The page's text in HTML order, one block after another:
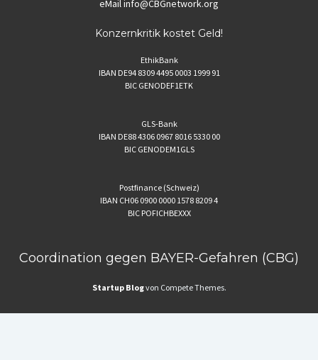
eMailinfo@CBGnetwork.org
Konzernkritik kostet Geld!
EthikBank
IBAN DE94 8309 4495 0003 1999 91
BIC GENODEF1ETK
GLS-Bank
IBAN DE88 4306 0967 8016 5330 00
BIC GENODEM1GLS
Postfinance (Schweiz)
IBAN CH06 0900 0000 1578 8209 4
BIC POFICHBEXXX
Coordination gegen BAYER-Gefahren (CBG)
Startup Blogvon Compete Themes.